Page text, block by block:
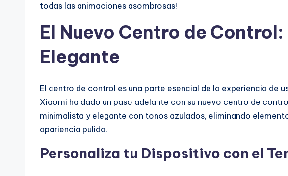
todas las animaciones asombrosas!
El Nuevo Centro de
Elegante
El centro de control es una parte esencial de la experiencia de
Xiaomi ha dado un paso adelante con su nuevo centro de
minimalista y elegante con tonos azulados, eliminando
apariencia pulida.
Personaliza tu Dispositivo con el